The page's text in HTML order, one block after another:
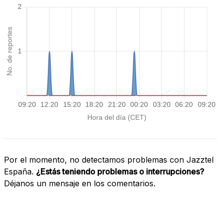
Por el momento, no detectamos problemas con Jazztel
España. ¿Estás teniendo problemas o interrupciones?
Déjanos un mensaje en los comentarios.